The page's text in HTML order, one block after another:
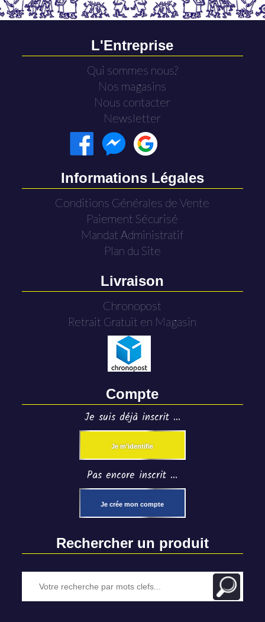
L'Entreprise
Qui sommes nous?
Nos magasins
Nous contacter
Newsletter
Informations Légales
Conditions Générales de Vente
Paiement Sécurisé
Mandat Administratif
Plan du Site
Livraison
Chronopost
Retrait Gratuit en Magasin
Compte
Je suis déjà inscrit ...
Je m'identifie
Pas encore inscrit ...
Je crée mon compte
Rechercher un produit